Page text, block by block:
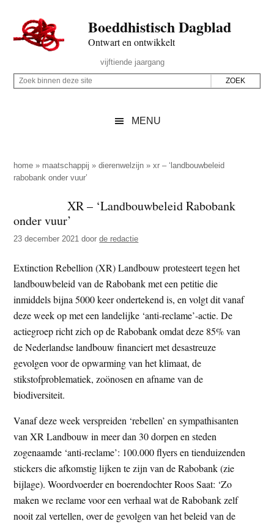
naar
de
inhoud
secondary
naar
de
sidebar
naar
de
Boeddhistisch Dagblad
Ontwart en ontwikkelt
Rechts
vijftiende jaargang
Z
p
d
z
e
i
t
e
Z
i
n
n
d
z
e
s
i
t
e
MENU
home » maatschappij »dierenwelzijn »xr – ‘landbouwbeleid
rabobank onder vuur’
XR – ‘Landbouwbeleid Rabobank
onder vuur’
23 december 2021 doorde redactie
Extinction Rebellion (XR) Landbouw protesteert tegen het
landbouwbeleid van de Rabobank met een petitie die
inmiddels bijna 5000 keer ondertekend is, en volgt dit vanaf
deze week op met een landelijke ‘anti-reclame’-actie. De
actiegroep richt zich op de Rabobank omdat deze 85% van
de Nederlandse landbouw financiert met desastreuze
gevolgen voor de opwarming van het klimaat, de
stikstofproblematiek, zoönosen en afname van de
biodiversiteit.
Vanaf deze week verspreiden ‘rebellen’ en sympathisanten
van XR Landbouw in meer dan 30 dorpen en steden
zogenaamde ‘anti-reclame’: 100.000 flyers en tienduizenden
stickers die afkomstig lijken te zijn van de Rabobank (zie
bijlage). Woordvoerder en boerendochter Roos Saat: ‘Zo
maken we reclame voor een verhaal wat de Rabobank zelf
nooit zal vertellen, over de gevolgen van het beleid van de